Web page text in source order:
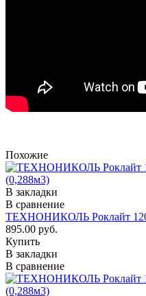
Похожие
В закладки
В сравнение
ТЕХНОНИКОЛЬ Роклайт
895.00 руб.
Купить
В закладки
В сравнение